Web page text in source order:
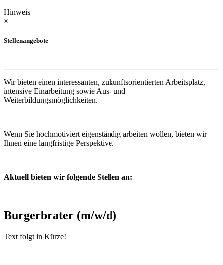
Hinweis
×
Stellenangebote
Wir bieten einen interessanten, zukunftsorientierten Arbeitsplatz,
intensive Einarbeitung sowie Aus- und
Weiterbildungsmöglichkeiten.
Wenn Sie hochmotiviert eigenständig arbeiten wollen, bieten wir
Ihnen eine langfristige Perspektive.
Aktuell bieten wir folgende Stellen an:
Burgerbrater (m/w/d)
Text folgt in Kürze!